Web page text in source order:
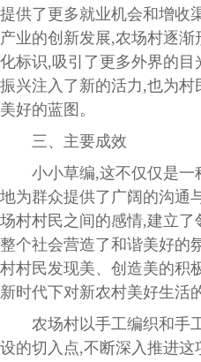
提供了更多就业机会和增收
产业的创新发展,农场村逐
化标识,吸引了更多外界的
振兴注入了新的活力,也为
美好的蓝图。
三、主要成效
小小草编,这不仅仅是一
地为群众提供了广阔的沟通
场村村民之间的感情,建立
整个社会营造了和谐美好的
村村民发现美、创造美的积
新时代下对新农村美好生活
农场村以手工编织和手
设的切入点,不断深入推进